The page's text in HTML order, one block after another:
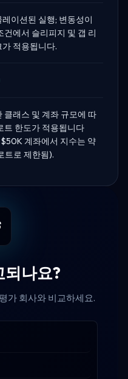
이션된 실행; 변동성이
건에서 슬리피지 및 갭 리
가 적용됩니다.
클래스 및 계좌 규모에 따
트 한도가 적용됩니다
계좌에서 지수는 약
트로 제한됨).
되나요?
가 회사와 비교하세요.